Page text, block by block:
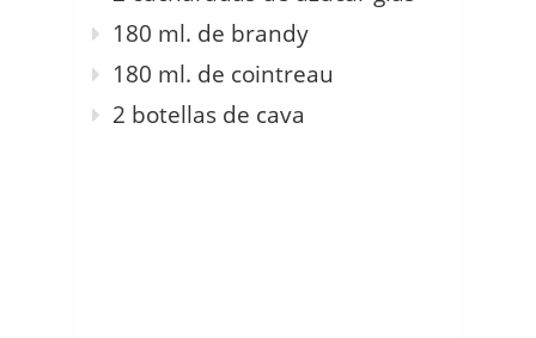
180 ml. de brandy
180 ml. de cointreau
2 botellas de cava